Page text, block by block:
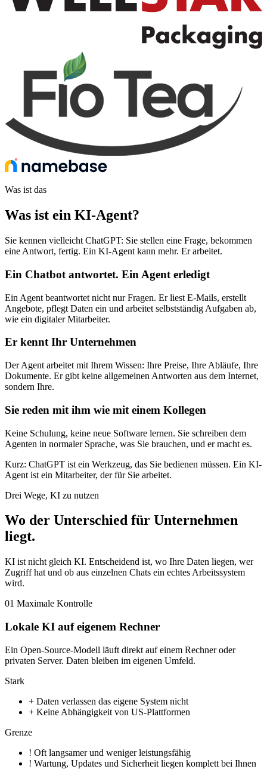
Was ist das
Was ist ein KI-Agent?
Sie kennen vielleicht ChatGPT: Sie stellen eine Frage, bekommen
eine Antwort, fertig. Ein KI-Agent kann mehr. Er arbeitet.
Ein Chatbot antwortet. Ein Agent erledigt
Ein Agent beantwortet nicht nur Fragen. Er liest E-Mails, erstellt
Angebote, pflegt Daten ein und arbeitet selbstständig Aufgaben ab,
wie ein digitaler Mitarbeiter.
Er kennt Ihr Unternehmen
Der Agent arbeitet mit Ihrem Wissen: Ihre Preise, Ihre Abläufe, Ihre
Dokumente. Er gibt keine allgemeinen Antworten aus dem Internet,
sondern Ihre.
Sie reden mit ihm wie mit einem Kollegen
Keine Schulung, keine neue Software lernen. Sie schreiben dem
Agenten in normaler Sprache, was Sie brauchen, und er macht es.
Kurz: ChatGPT ist ein Werkzeug, das Sie bedienen müssen. Ein KI-
Agent ist ein Mitarbeiter, der für Sie arbeitet.
Drei Wege, KI zu nutzen
Wo der Unterschied für Unternehmen
liegt.
KI ist nicht gleich KI. Entscheidend ist, wo Ihre Daten liegen, wer
Zugriff hat und ob aus einzelnen Chats ein echtes Arbeitssystem
wird.
01 Maximale Kontrolle
Lokale KI auf eigenem Rechner
Ein Open-Source-Modell läuft direkt auf einem Rechner oder
privaten Server. Daten bleiben im eigenen Umfeld.
Stark
+ Daten verlassen das eigene System nicht
+ Keine Abhängigkeit von US-Plattformen
Grenze
! Oft langsamer und weniger leistungsfähig
! Wartung, Updates und Sicherheit liegen komplett bei Ihnen